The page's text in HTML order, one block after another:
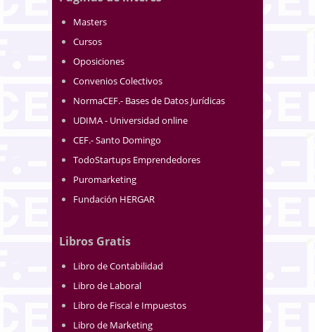
Masters
Cursos
Oposiciones
Convenios Colectivos
NormaCEF.- Bases de Datos Jurídicas
UDIMA - Universidad online
CEF.- Santo Domingo
TodoStartups Emprendedores
Puromarketing
Fundación HERGAR
Libros Gratis
Libro de Contabilidad
Libro de Laboral
Libro de Fiscal e Impuestos
Libro de Marketing